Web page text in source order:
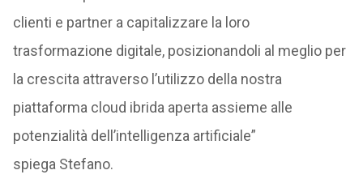
clienti e partner a capitalizzare la loro
trasformazione digitale, posizionandoli al meglio per
la crescita attraverso l’utilizzo della nostra
piattaforma cloud ibrida aperta assieme alle
potenzialità dell’intelligenza artificiale”
spiega Stefano.